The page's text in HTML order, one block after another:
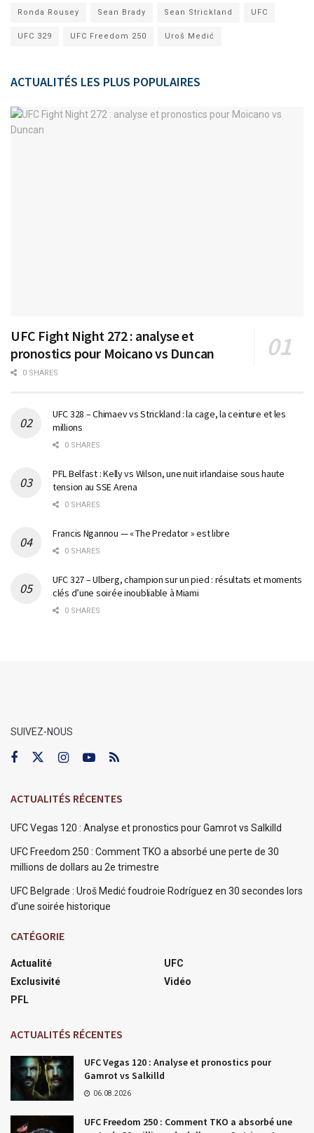
Ronda Rousey Sean Brady Sean Strickland UFC
UFC 329 UFC Freedom 250 Uroš Medić
ACTUALITÉS LES PLUS POPULAIRES
UFC Fight Night 272 : analyse et
pronostics pour Moicano vs Duncan
0 SHARES
UFC 328 – Chimaev vs Strickland : la cage, la ceinture et les
millions
0 SHARES
PFL Belfast : Kelly vs Wilson, une nuit irlandaise sous haute
tension au SSE Arena
0 SHARES
Francis Ngannou — « The Predator » est libre
0 SHARES
UFC 327 – Ulberg, champion sur un pied : résultats et moments
clés d’une soirée inoubliable à Miami
0 SHARES
SUIVEZ-NOUS
ACTUALITÉS RÉCENTES
UFC Vegas 120 : Analyse et pronostics pour Gamrot vs Salkilld
UFC Freedom 250 : Comment TKO a absorbé une perte de 30
millions de dollars au 2e trimestre
UFC Belgrade : Uroš Medić foudroie Rodríguez en 30 secondes lors
d’une soirée historique
CATÉGORIE
Actualité
Exclusivité
PFL
UFC
Vidéo
ACTUALITÉS RÉCENTES
UFC Vegas 120 : Analyse et pronostics pour
Gamrot vs Salkilld
06.08.2026
UFC Freedom 250 : Comment TKO a absorbé une